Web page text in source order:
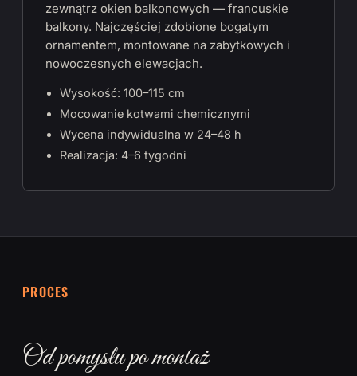
zewnątrz okien balkonowych — francuskie
balkony. Najczęściej zdobione bogatym
ornamentem, montowane na zabytkowych i
nowoczesnych elewacjach.
Wysokość: 100–115 cm
Mocowanie kotwami chemicznymi
Wycena indywidualna w 24–48 h
Realizacja: 4–6 tygodni
PROCES
Od pomysłu po montaż